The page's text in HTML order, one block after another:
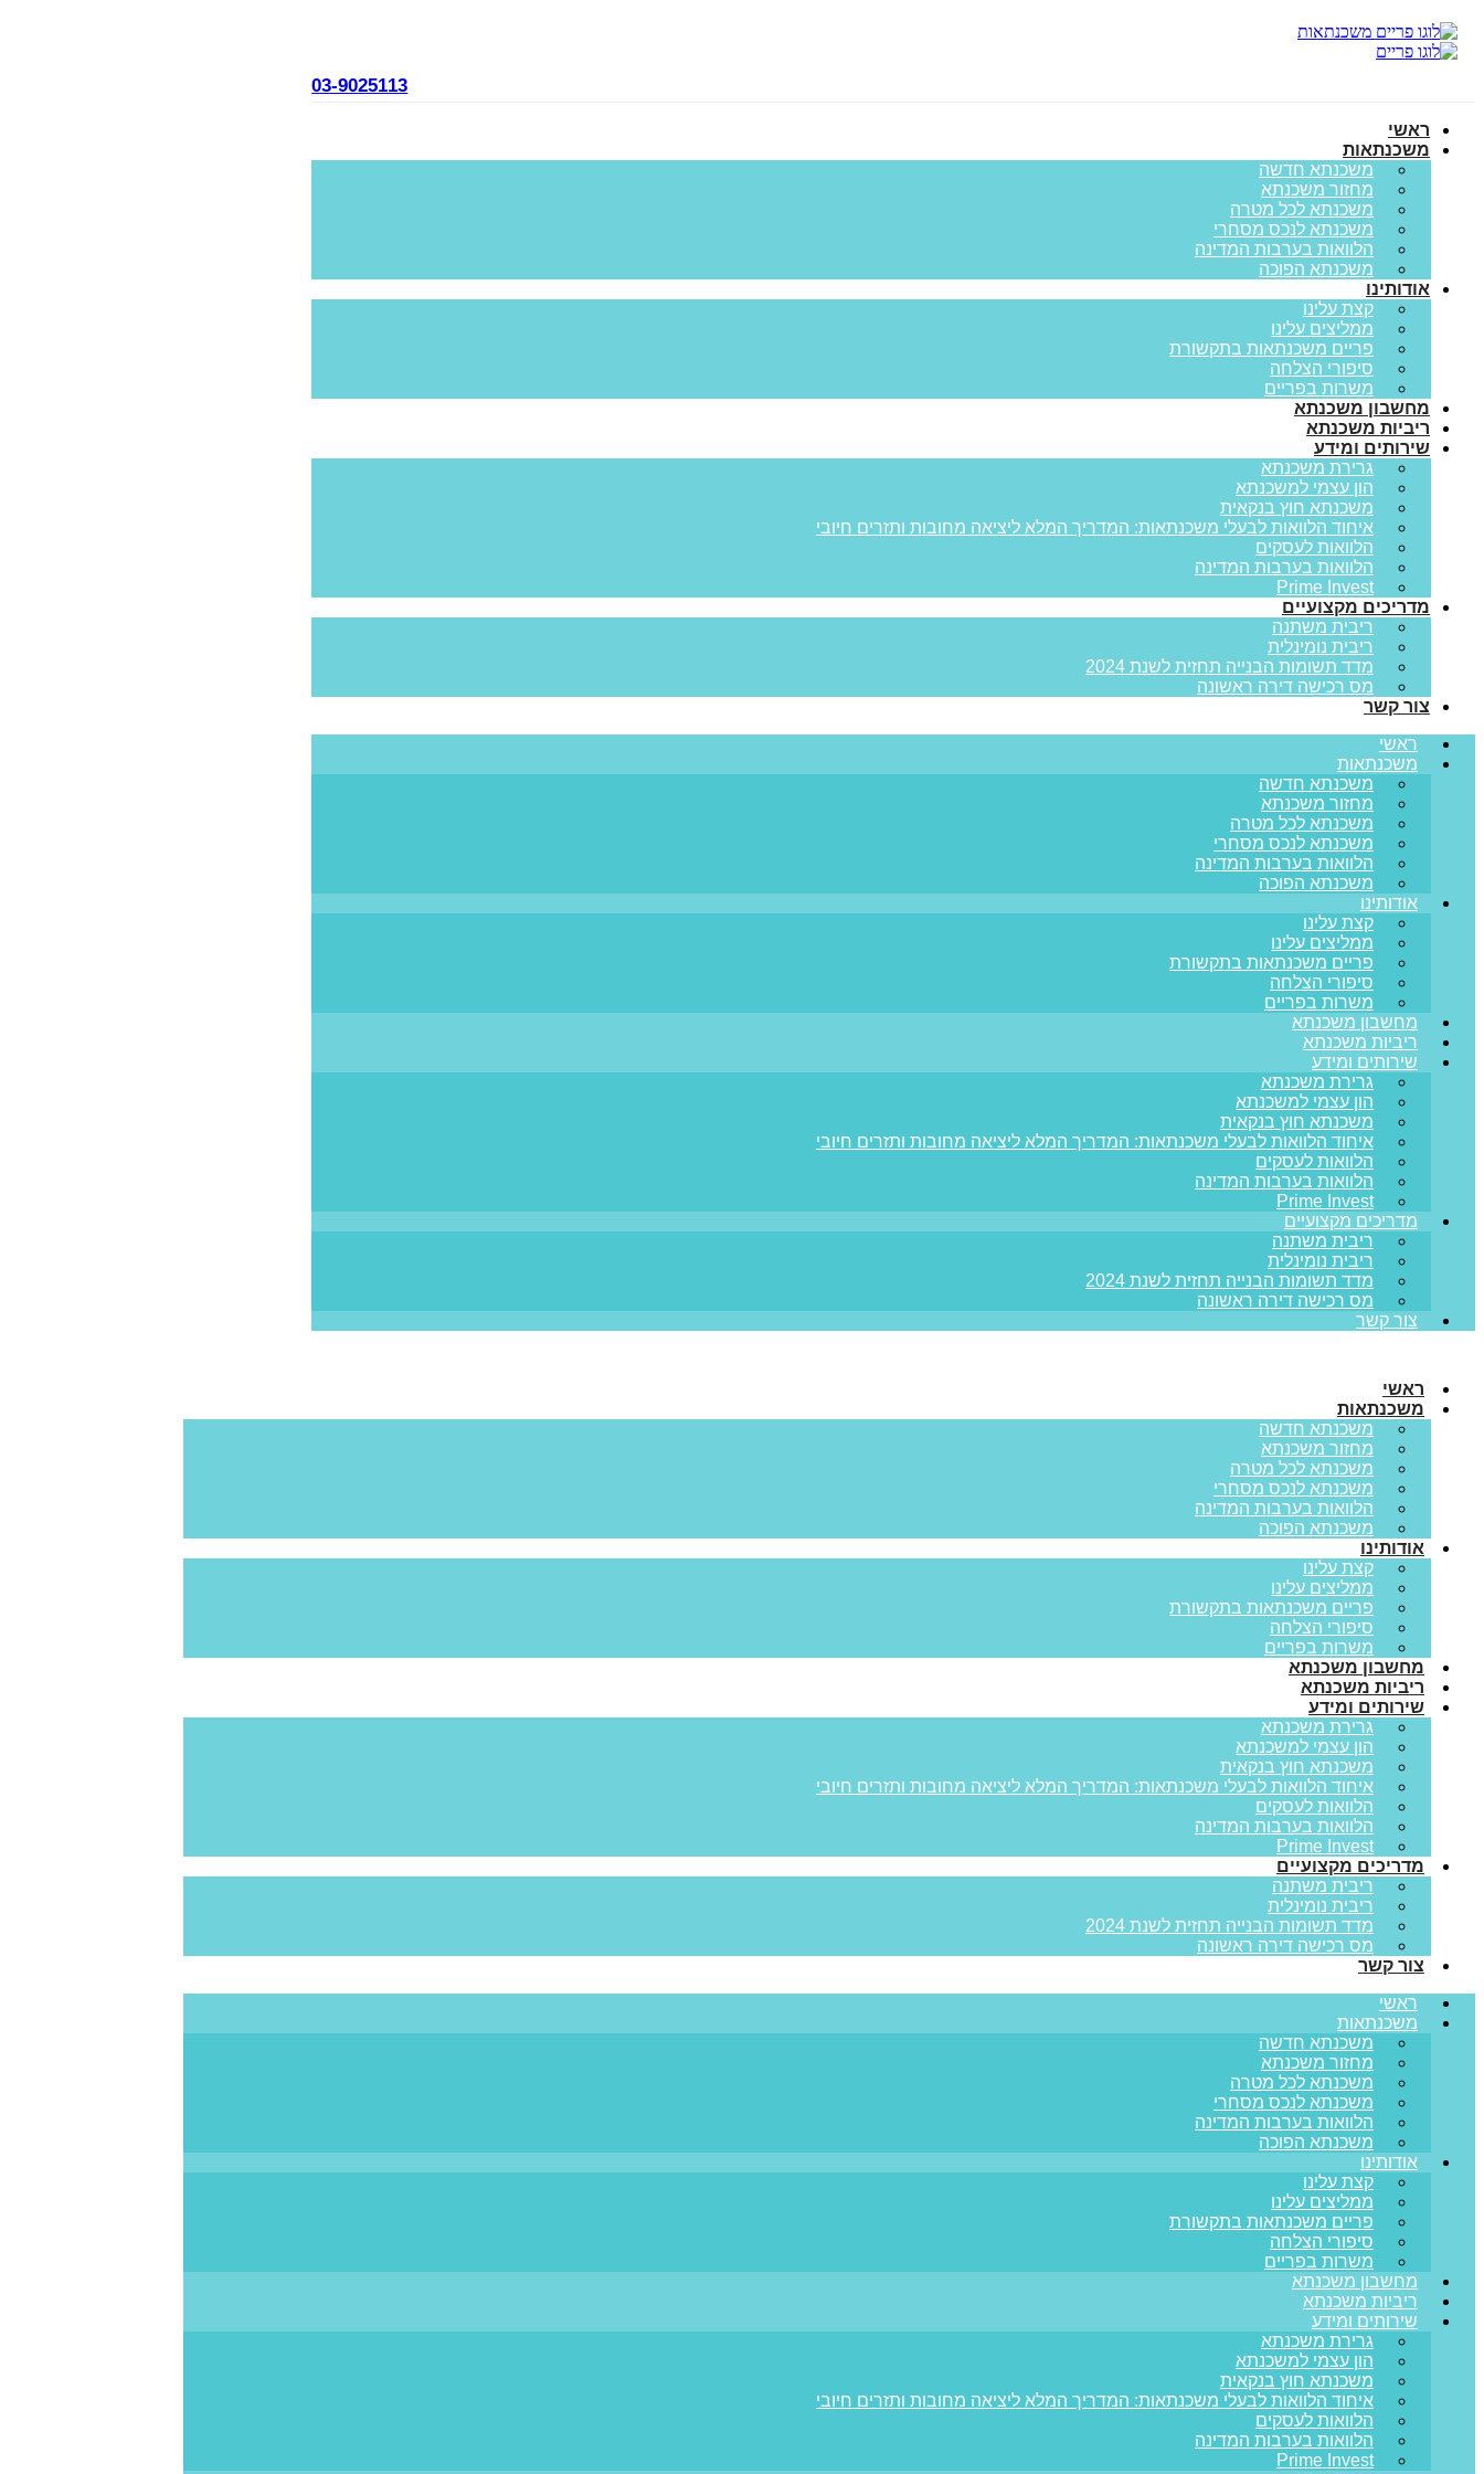
03-9025113
ראשי
משכנתאות
משכנתא חדשה
מחזור משכנתא
משכנתא לכל מטרה
משכנתא לנכס מסחרי
הלוואות בערבות המדינה
משכנתא הפוכה
אודותינו
קצת עלינו
ממליצים עלינו
פריים משכנתאות בתקשורת
סיפורי הצלחה
משרות בפריים
מחשבון משכנתא
ריביות משכנתא
שירותים ומידע
גרירת משכנתא
הון עצמי למשכנתא
משכנתא חוץ בנקאית
איחוד הלוואות לבעלי משכנתאות: המדריך המלא ליציאה מחובות ותזרים חיובי
הלוואות לעסקים
הלוואות בערבות המדינה
Prime Invest
מדריכים מקצועיים
ריבית משתנה
ריבית נומינלית
מדד תשומות הבנייה תחזית לשנת 2024
מס רכישה דירה ראשונה
צור קשר
ראשי
משכנתאות
משכנתא חדשה
מחזור משכנתא
משכנתא לכל מטרה
משכנתא לנכס מסחרי
הלוואות בערבות המדינה
משכנתא הפוכה
אודותינו
קצת עלינו
ממליצים עלינו
פריים משכנתאות בתקשורת
סיפורי הצלחה
משרות בפריים
מחשבון משכנתא
ריביות משכנתא
שירותים ומידע
גרירת משכנתא
הון עצמי למשכנתא
משכנתא חוץ בנקאית
איחוד הלוואות לבעלי משכנתאות: המדריך המלא ליציאה מחובות ותזרים חיובי
הלוואות לעסקים
הלוואות בערבות המדינה
Prime Invest
מדריכים מקצועיים
ריבית משתנה
ריבית נומינלית
מדד תשומות הבנייה תחזית לשנת 2024
מס רכישה דירה ראשונה
צור קשר
ראשי
משכנתאות
משכנתא חדשה
מחזור משכנתא
משכנתא לכל מטרה
משכנתא לנכס מסחרי
הלוואות בערבות המדינה
משכנתא הפוכה
אודותינו
קצת עלינו
ממליצים עלינו
פריים משכנתאות בתקשורת
סיפורי הצלחה
משרות בפריים
מחשבון משכנתא
ריביות משכנתא
שירותים ומידע
גרירת משכנתא
הון עצמי למשכנתא
משכנתא חוץ בנקאית
איחוד הלוואות לבעלי משכנתאות: המדריך המלא ליציאה מחובות ותזרים חיובי
הלוואות לעסקים
הלוואות בערבות המדינה
Prime Invest
מדריכים מקצועיים
ריבית משתנה
ריבית נומינלית
מדד תשומות הבנייה תחזית לשנת 2024
מס רכישה דירה ראשונה
צור קשר
ראשי
משכנתאות
משכנתא חדשה
מחזור משכנתא
משכנתא לכל מטרה
משכנתא לנכס מסחרי
הלוואות בערבות המדינה
משכנתא הפוכה
אודותינו
קצת עלינו
ממליצים עלינו
פריים משכנתאות בתקשורת
סיפורי הצלחה
משרות בפריים
מחשבון משכנתא
ריביות משכנתא
שירותים ומידע
גרירת משכנתא
הון עצמי למשכנתא
משכנתא חוץ בנקאית
איחוד הלוואות לבעלי משכנתאות: המדריך המלא ליציאה מחובות ותזרים חיובי
הלוואות לעסקים
הלוואות בערבות המדינה
Prime Invest